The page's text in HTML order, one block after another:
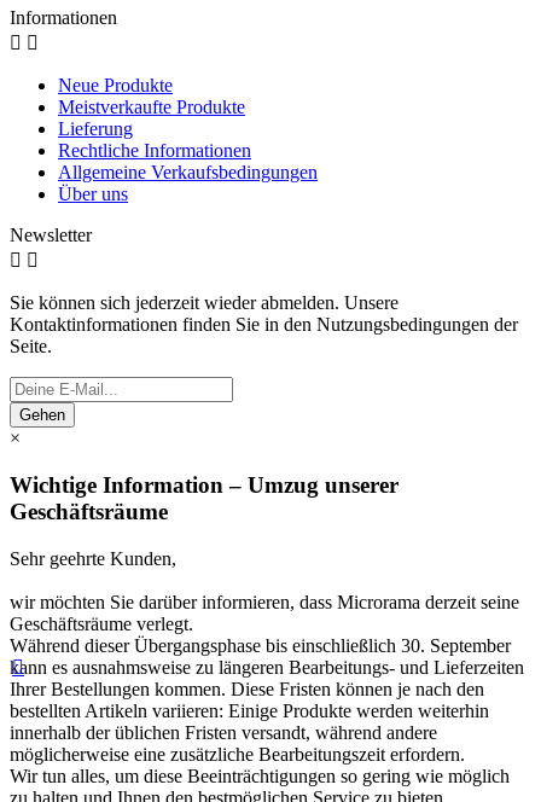
Informationen
 
Neue Produkte
Meistverkaufte Produkte
Lieferung
Rechtliche Informationen
Allgemeine Verkaufsbedingungen
Über uns
Newsletter
 
Sie können sich jederzeit wieder abmelden. Unsere
Kontaktinformationen finden Sie in den Nutzungsbedingungen der
Seite.
Gehen
×
Wichtige Information – Umzug unserer
Geschäftsräume
Sehr geehrte Kunden,
wir möchten Sie darüber informieren, dass Microrama derzeit seine
Geschäftsräume verlegt.
Während dieser Übergangsphase bis einschließlich 30. September
kann es ausnahmsweise zu längeren Bearbeitungs- und Lieferzeiten
Ihrer Bestellungen kommen. Diese Fristen können je nach den
bestellten Artikeln variieren: Einige Produkte werden weiterhin
innerhalb der üblichen Fristen versandt, während andere
möglicherweise eine zusätzliche Bearbeitungszeit erfordern.
Wir tun alles, um diese Beeinträchtigungen so gering wie möglich
zu halten und Ihnen den bestmöglichen Service zu bieten.
